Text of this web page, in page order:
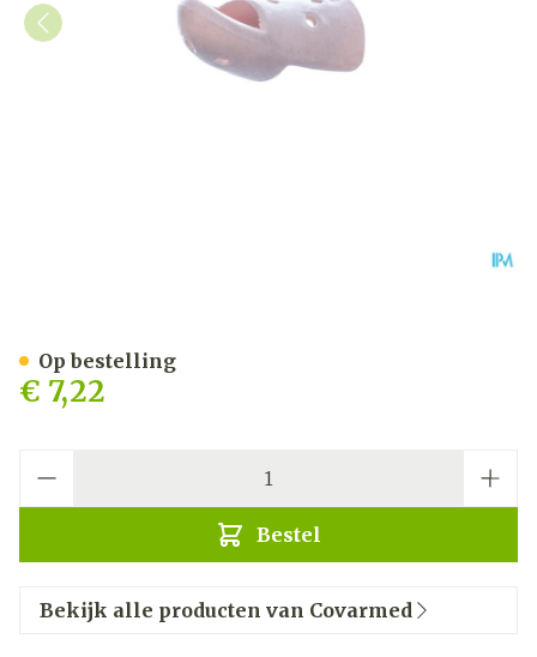
€ 7,22
Bestel
Op bestelling
Bekijk alle producten van Covarmed